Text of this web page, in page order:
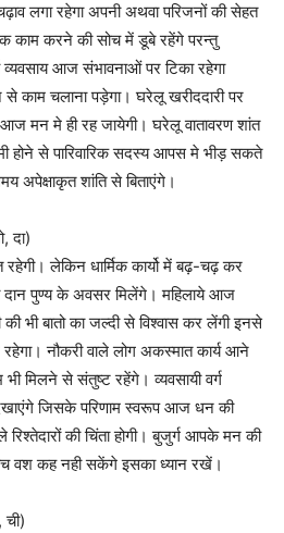
लगा रहेगा अपनी अथवा परिजनों की सेहत
काम करने की सोच में डूबे रहेंगे परन्तु
व्यवसाय आज संभावनाओं पर टिका रहेगा
काम चलाना पड़ेगा। घरेलू खरीददारी पर
मन मे ही रह जायेगी। घरेलू वातावरण शांत
होने से पारिवारिक सदस्य आपस मे भीड़ सकते
अपेक्षाकृत शांति से बिताएंगे।
दा)
लेकिन धार्मिक कार्यो में बढ़-चढ़ कर
दान पुण्य के अवसर मिलेंगे। महिलाये आज
भी बातो का जल्दी से विश्वास कर लेंगी इनसे
नौकरी वाले लोग अकस्मात कार्य आने
मिलने से संतुष्ट रहेंगे। व्यवसायी वर्ग
जिसके परिणाम स्वरूप आज धन की
की चिंता होगी। बुजुर्ग आपके मन की
वश कह नही सकेंगे इसका ध्यान रखें।